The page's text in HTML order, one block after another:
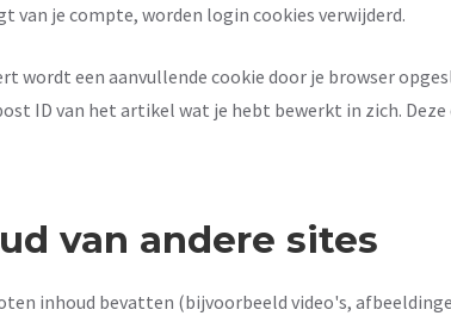
van je compte, worden login cookies verwijderd.
wordt een aanvullende cookie door je browser
ID van het artikel wat je hebt bewerkt in zich. Deze
van andere sites
inhoud bevatten (bijvoorbeeld video's,